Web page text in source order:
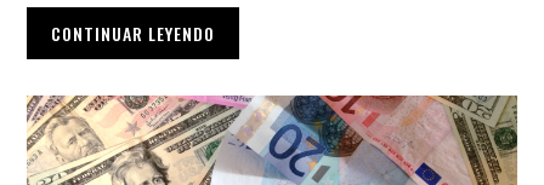
CONTINUAR LEYENDO